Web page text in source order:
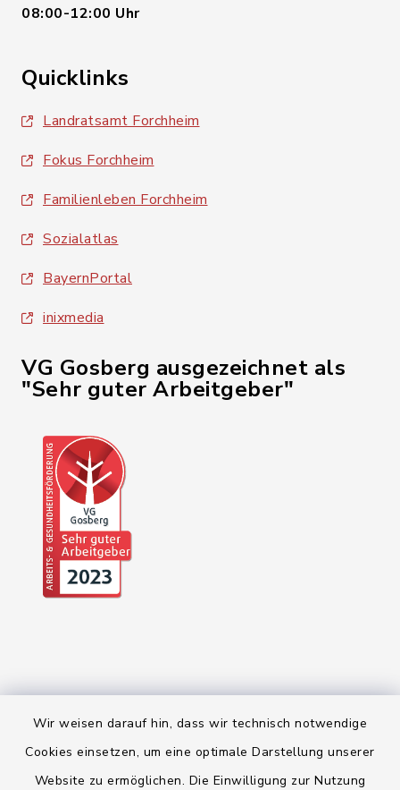
Wir weisen darauf hin, dass wir technisch notwendige
Cookies einsetzen, um eine optimale Darstellung unserer
Website zu ermöglichen. Die Einwilligung zur Nutzung
08:00-12:00 Uhr
Quicklinks
Landratsamt Forchheim
Fokus Forchheim
Familienleben Forchheim
Sozialatlas
BayernPortal
inixmedia
VG Gosberg ausgezeichnet als
"Sehr guter Arbeitgeber"
Kontakt